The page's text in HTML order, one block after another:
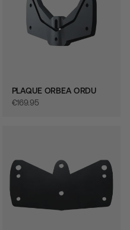
PLAQUE ORBEA ORDU
€‎169.95